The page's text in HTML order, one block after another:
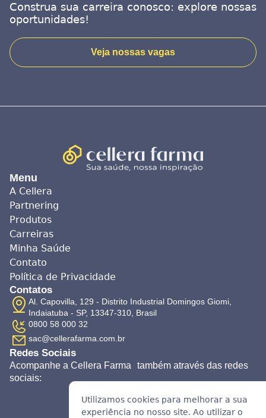
Construa sua carreira conosco: explore nossas
oportunidades!
Veja nossas vagas
Menu
A Cellera
Partnering
Produtos
Carreiras
Minha Saúde
Contato
Política de Privacidade
Contatos
Al. Capovilla, 129 - Distrito Industrial Domingos Giomi,
Indaiatuba - SP, 13347-310, Brasil
0800 58 000 32
sac@cellerafarma.com.br
Redes Sociais
Acompanhe a Cellera Farma também através das redes
sociais:
Utilizamos cookies para melhorar a sua
experiência no nosso site. Ao utilizar o